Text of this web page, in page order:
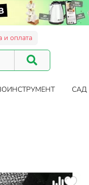
и оплата
САД